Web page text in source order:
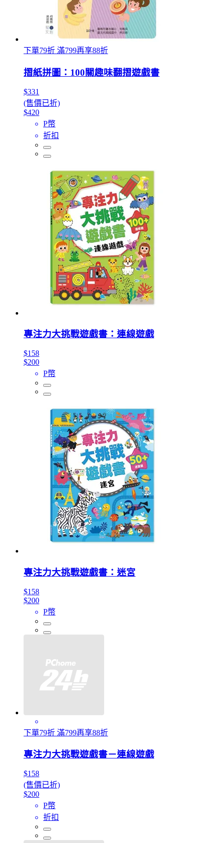
下單79折 滿799再享88折
摺紙拼圖：100關趣味翻摺遊戲書
$331
(售價已折)
$420
P幣
折扣
專注力大挑戰遊戲書：連線遊戲
$158
$200
P幣
專注力大挑戰遊戲書：迷宮
$158
$200
P幣
下單79折 滿799再享88折
專注力大挑戰遊戲書－連線遊戲
$158
(售價已折)
$200
P幣
折扣